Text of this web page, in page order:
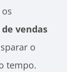
vendas
o
tempo.